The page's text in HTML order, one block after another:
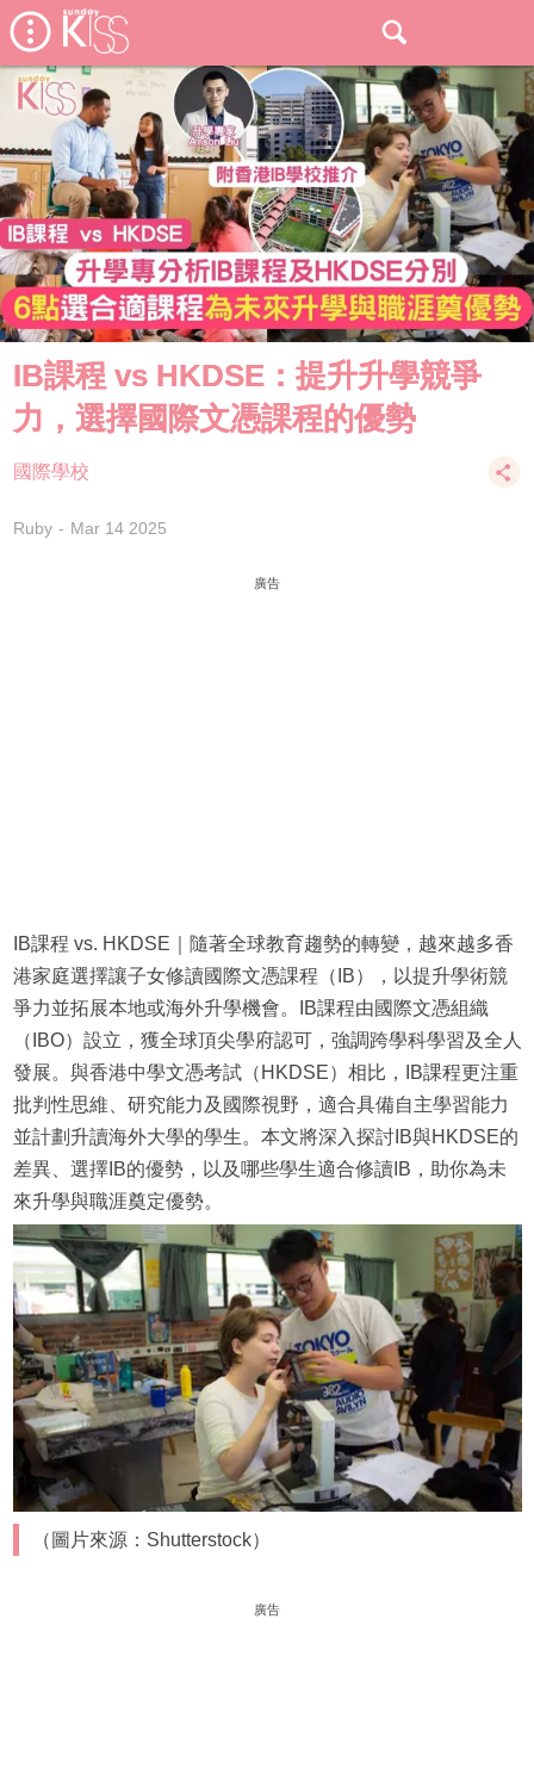
IB課程 vs HKDSE：提升升學競爭
力，選擇國際文憑課程的優勢
國際學校
Ruby Mar 14 2025
廣告
IB課程 vs. HKDSE｜隨著全球教育趨勢的轉變，越來越多香
港家庭選擇讓子女修讀國際文憑課程（IB），以提升學術競
爭力並拓展本地或海外升學機會。IB課程由國際文憑組織
（IBO）設立，獲全球頂尖學府認可，強調跨學科學習及全人
發展。與香港中學文憑考試（HKDSE）相比，IB課程更注重
批判性思維、研究能力及國際視野，適合具備自主學習能力
並計劃升讀海外大學的學生。本文將深入探討IB與HKDSE的
差異、選擇IB的優勢，以及哪些學生適合修讀IB，助你為未
來升學與職涯奠定優勢。
（圖片來源：Shutterstock）
廣告